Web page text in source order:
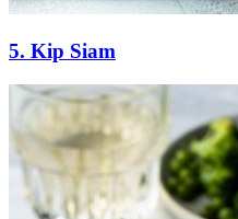
5. Kip Siam